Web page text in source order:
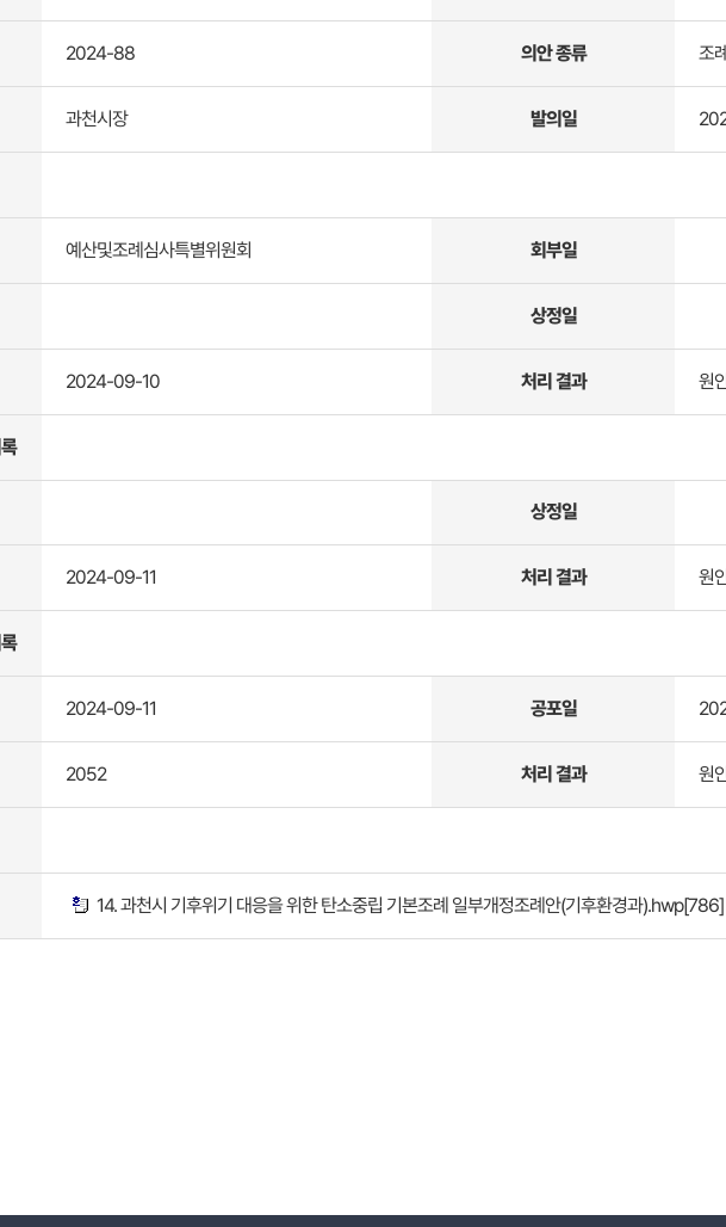
2024-88 의안 종류 조
과천시장 발의일
예산및조례심사특별위원회 회부일
상정일
2024-09-10 처리 결과 원
상정일
2024-09-11 처리 결과 원
2024-09-11 공포일
2052 처리 결과 원
14. 과천시 기후위기 대응을 위한 탄소중립 기본조례 일부개정조례안(기후환경과).hwp[786]